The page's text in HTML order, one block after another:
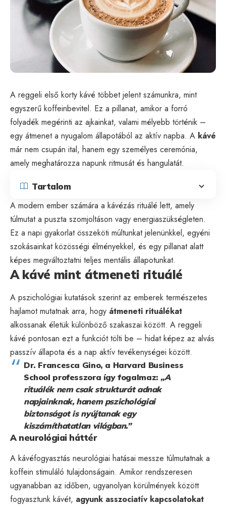
A reggeli első korty kávé többet jelent számunkra, mint
egyszerű koffeinbevitel. Ez a pillanat, amikor a forró
folyadék megérinti az ajkainkat, valami mélyebb történik –
egy átmenet a nyugalom állapotából az aktív napba. A kávé
már nem csupán ital, hanem egy személyes ceremónia,
amely meghatározza napunk ritmusát és hangulatát.
Tartalom
A modern ember számára a kávézás rituálé lett, amely
túlmutat a puszta szomjoltáson vagy energiaszükségleten.
Ez a napi gyakorlat összeköti múltunkat jelenünkkel, egyéni
szokásainkat közösségi élményekkel, és egy pillanat alatt
képes megváltoztatni teljes mentális állapotunkat.
A kávé mint átmeneti rituálé
A pszichológiai kutatások szerint az emberek természetes
hajlamot mutatnak arra, hogy átmeneti rituálékat
alkossanak életük különböző szakaszai között. A reggeli
kávé pontosan ezt a funkciót tölti be – hidat képez az alvás
passzív állapota és a nap aktív tevékenységei között.
Dr. Francesca Gino, a Harvard Business
School professzora így fogalmaz:„A
rituálék nem csak strukturát adnak
napjainknak, hanem pszichológiai
biztonságot is nyújtanak egy
kiszámíthatatlan világban.”
A neurológiai háttér
A kávéfogyasztás neurológiai hatásai messze túlmutatnak a
koffein stimuláló tulajdonságain. Amikor rendszeresen
ugyanabban az időben, ugyanolyan körülmények között
fogyasztunk kávét, agyunk asszociatív kapcsolatokat